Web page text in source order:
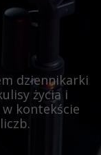
dziennikarki
życia i
kontekście